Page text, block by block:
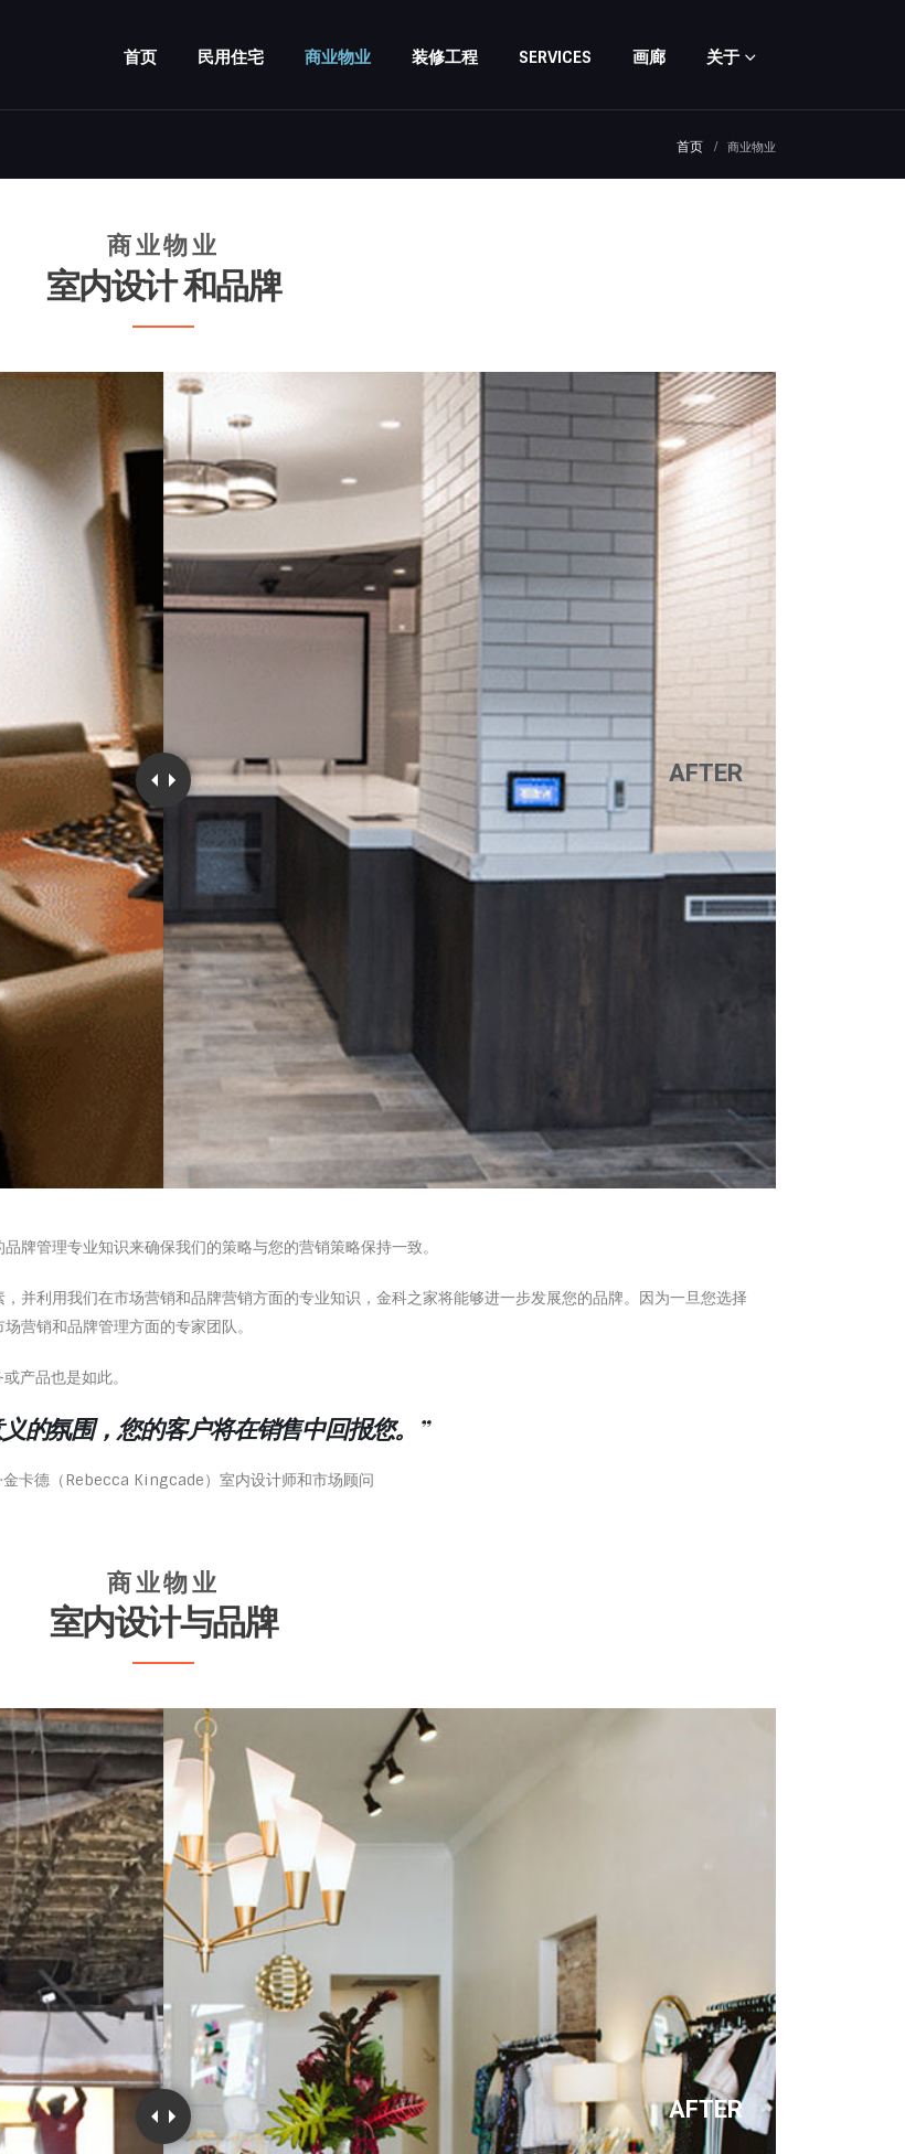
首页 民用住宅 商业物业 装修工程 SERVICES 画廊 关于
首页 商业物业
商业物业
室内设计和品牌
AFTER
牌管理专业知识来确保我们的策略与您的营销策略保持一致。
并利用我们在市场营销和品牌营销方面的专业知识，金科之家将能够进一步发展您的品牌。因为一旦您选择
营销和品牌管理方面的专家团队。
产品也是如此。
的氛围，您的客户将在销售中回报您。”
金卡德（Rebecca Kingcade）室内设计师和市场顾问
商业物业
室内设计与品牌
AFTER